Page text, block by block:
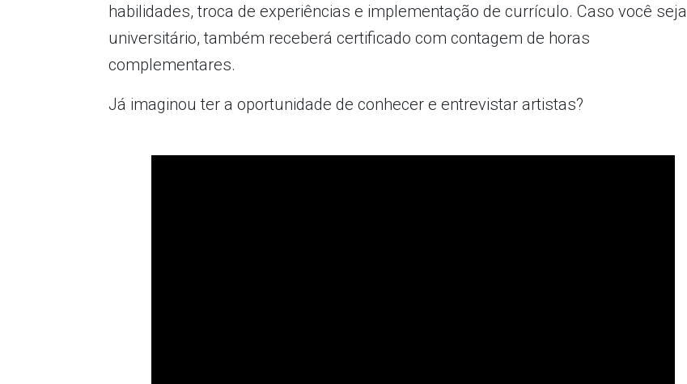
habilidades, troca de experiências e implementação de currículo. Caso você seja
universitário, também receberá certificado com contagem de horas
complementares.
Já imaginou ter a oportunidade de conhecer e entrevistar artistas?